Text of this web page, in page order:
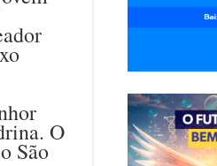
O
São